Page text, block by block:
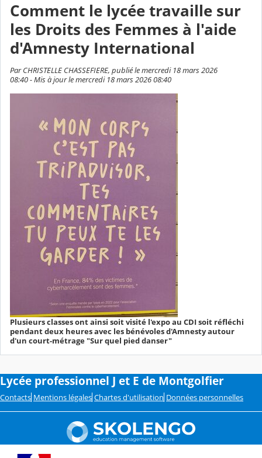
Comment le lycée travaille sur
les Droits des Femmes à l'aide
d'Amnesty International
Par CHRISTELLE CHASSEFIERE, publié le mercredi 18 mars 2026
08:40 - Mis à jour le mercredi 18 mars 2026 08:40
Plusieurs classes ont ainsi soit visité l'expo au CDI soit réfléchi
pendant deux heures avec les bénévoles d'Amnesty autour
d'un court-métrage "Sur quel pied danser"
Lycée professionnel J et E de Montgolfier
Contacts Mentions légales Chartes d'utilisation Données personnelles